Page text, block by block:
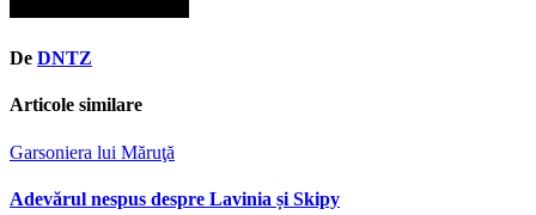
De DNTZ
Articole similare
Garsoniera lui Măruţă
Adevărul nespus despre Lavinia și Skipy